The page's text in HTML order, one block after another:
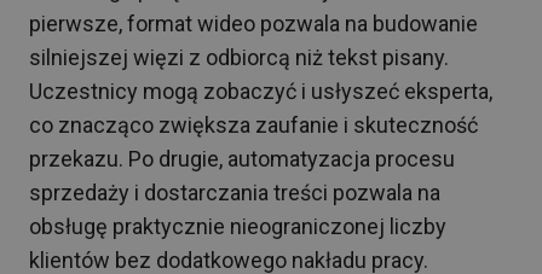
pierwsze, format wideo pozwala na budowanie
silniejszej więzi z odbiorcą niż tekst pisany.
Uczestnicy mogą zobaczyć i usłyszeć eksperta,
co znacząco zwiększa zaufanie i skuteczność
przekazu. Po drugie, automatyzacja procesu
sprzedaży i dostarczania treści pozwala na
obsługę praktycznie nieograniczonej liczby
klientów bez dodatkowego nakładu pracy.